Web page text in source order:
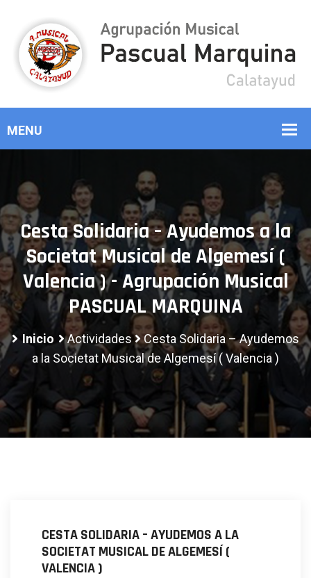
Cesta Solidaria – Ayudemos a la
Societat Musical de Algemesí (
Valencia ) - Agrupación Musical
PASCUAL MARQUINA
Inicio Actividades
Cesta Solidaria – Ayudemos
a la Societat Musical de Algemesí ( Valencia )
CESTA SOLIDARIA – AYUDEMOS A LA
SOCIETAT MUSICAL DE ALGEMESÍ (
VALENCIA )